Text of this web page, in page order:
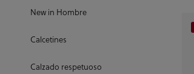
New in Hombre
Calcetines
Calzado respetuoso